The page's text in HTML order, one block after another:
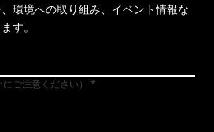
環境への取り組み、イベント情報な
す。
ご注意ください）